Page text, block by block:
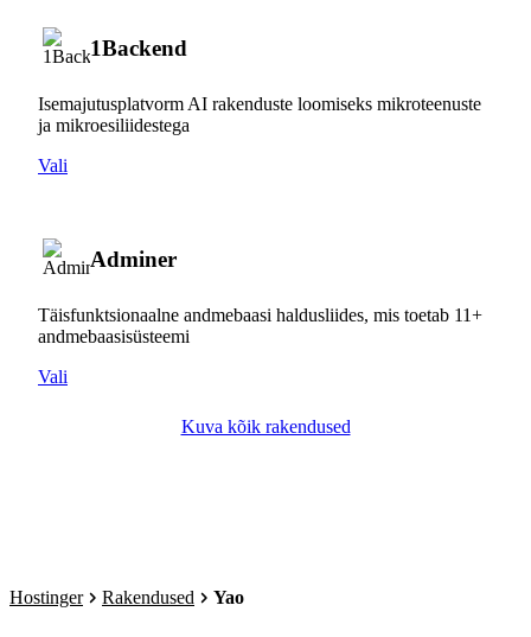
1Backend
Isemajutusplatvorm AI rakenduste loomiseks mikroteenuste
ja mikroesiliidestega
Vali
Adminer
Täisfunktsionaalne andmebaasi haldusliides, mis toetab 11+
andmebaasisüsteemi
Vali
Kuva kõik rakendused
Hostinger Rakendused Yao